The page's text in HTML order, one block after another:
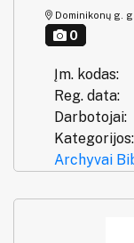
Dominikonų g.
0
Įm. kodas:
Reg. data:
Darbotojai:
Kategorijos:
Archyvai